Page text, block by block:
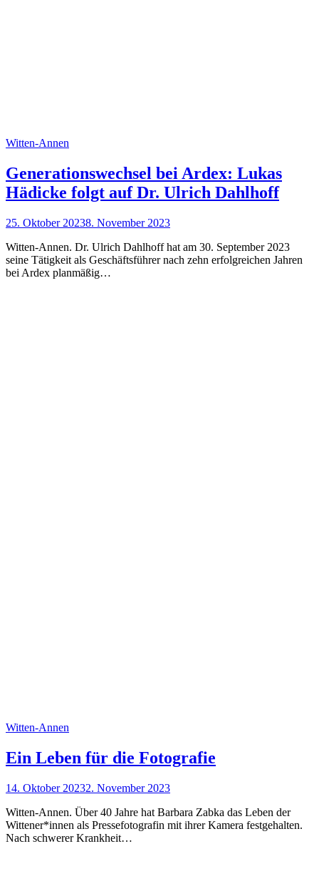
Witten-Annen
Generationswechsel bei Ardex: Lukas
Hädicke folgt auf Dr. Ulrich Dahlhoff
25. Oktober 20238. November 2023
Witten-Annen. Dr. Ulrich Dahlhoff hat am 30. September 2023
seine Tätigkeit als Geschäftsführer nach zehn erfolgreichen Jahren
bei Ardex planmäßig…
Witten-Annen
Ein Leben für die Fotografie
14. Oktober 20232. November 2023
Witten-Annen. Über 40 Jahre hat Barbara Zabka das Leben der
Wittener*innen als Pressefotografin mit ihrer Kamera festgehalten.
Nach schwerer Krankheit…